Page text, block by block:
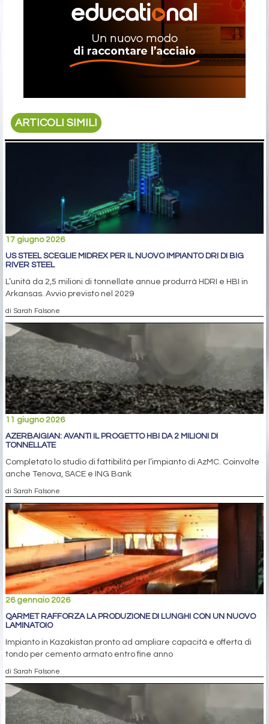
ARTICOLI SIMILI
17 giugno 2026
US STEEL SCEGLIE MIDREX PER IL NUOVO IMPIANTO DRI DI BIG
RIVER STEEL
L’unità da 2,5 milioni di tonnellate annue produrrà HDRI e HBI in
Arkansas. Avvio previsto nel 2029
di Sarah Falsone
11 giugno 2026
AZERBAIGIAN: AVANTI IL PROGETTO HBI DA 2 MILIONI DI
TONNELLATE
Completato lo studio di fattibilità per l’impianto di AzMC. Coinvolte
anche Tenova, SACE e ING Bank
di Sarah Falsone
26 gennaio 2026
QARMET RAFFORZA LA PRODUZIONE DI LUNGHI CON UN NUOVO
LAMINATOIO
Impianto in Kazakistan pronto ad ampliare capacità e offerta di
tondo per cemento armato entro fine anno
di Sarah Falsone